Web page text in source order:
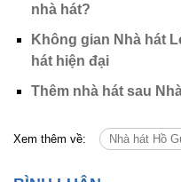
nhà hát?
Không gian Nhà hát
hát hiện đại
Thêm nhà hát sau
Xem thêm về: Nhà hát Hồ